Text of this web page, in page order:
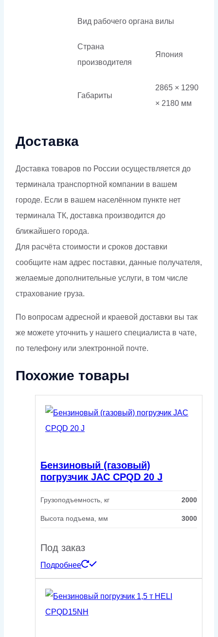
Вид рабочего органа вилы
Страна
производителя
Япония
Габариты
2865 × 1290
× 2180 мм
Доставка
Доставка товаров по России осуществляется до
терминала транспортной компании в вашем
городе. Если в вашем населённом пункте нет
терминала ТК, доставка производится до
ближайшего города.
Для расчёта стоимости и сроков доставки
сообщите нам адрес поставки, данные получателя,
желаемые дополнительные услуги, в том числе
страхование груза.
По вопросам адресной и краевой доставки вы так
же можете уточнить у нашего специалиста в чате,
по телефону или электронной почте.
Похожие товары
Бензиновый (газовый)
погрузчик JAC CPQD 20 J
Грузоподъемность, кг 2000
Высота подъема, мм 3000
Под заказ
Подробнее